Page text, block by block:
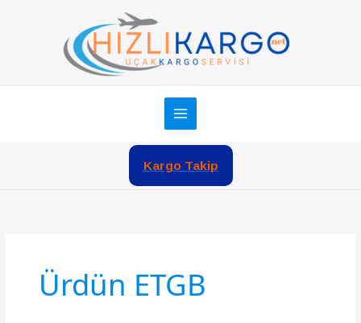
Kargo Takip
Ürdün ETGB